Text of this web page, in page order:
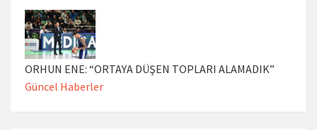
ORHUN ENE: “ORTAYA DÜŞEN TOPLARI ALAMADIK”
Güncel Haberler